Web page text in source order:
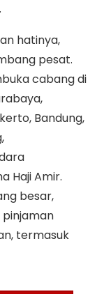
hatinya,
pesat.
cabang di
Bandung,
Haji Amir.
besar,
termasuk